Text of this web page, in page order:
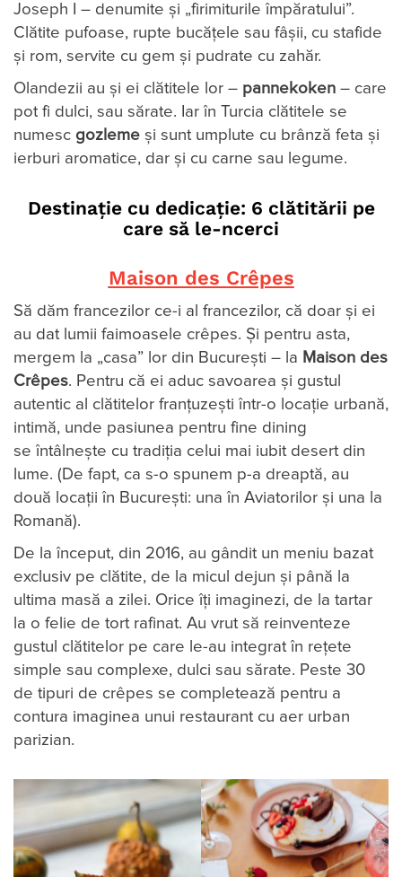
Joseph I – denumite și „firimiturile împăratului”.
Clătite pufoase, rupte bucățele sau fâșii, cu stafide
și rom, servite cu gem și pudrate cu zahăr.
Olandezii au și ei clătitele lor – pannekoken – care
pot fi dulci, sau sărate. Iar în Turcia clătitele se
numesc gozleme și sunt umplute cu brânză feta și
ierburi aromatice, dar și cu carne sau legume.
Destinație cu dedicație: 6 clătitării pe
care să le-ncerci
Maison des Crêpes
Să dăm francezilor ce-i al francezilor, că doar și ei
au dat lumii faimoasele crêpes. Și pentru asta,
mergem la „casa” lor din București – la Maison des
Crêpes. Pentru că ei aduc savoarea și gustul
autentic al clătitelor franțuzești într-o locație urbană,
intimă, unde pasiunea pentru fine dining
se întâlnește cu tradiția celui mai iubit desert din
lume. (De fapt, ca s-o spunem p-a dreaptă, au
două locații în București: una în Aviatorilor și una la
Romană).
De la început, din 2016, au gândit un meniu bazat
exclusiv pe clătite, de la micul dejun și până la
ultima masă a zilei. Orice îți imaginezi, de la tartar
la o felie de tort rafinat. Au vrut să reinventeze
gustul clătitelor pe care le-au integrat în rețete
simple sau complexe, dulci sau sărate. Peste 30
de tipuri de crêpes se completează pentru a
contura imaginea unui restaurant cu aer urban
parizian.